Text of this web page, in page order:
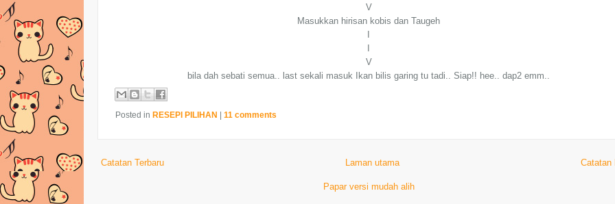
V
Masukkan hirisan kobis dan Taugeh
V
bila dah sebati semua.. last sekali masuk Ikan bilis garing tu tadi.. Siap!! hee.. dap2 emm..
Posted in RESEPI PILIHAN | 11 comments
Catatan Terbaru Catatan
Laman utama
Papar versi mudah alih